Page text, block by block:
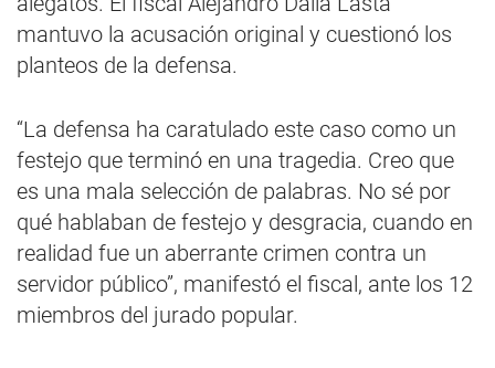
mantuvo la acusación original y cuestionó los
planteos de la defensa.
“La defensa ha caratulado este caso como un
festejo que terminó en una tragedia. Creo que
es una mala selección de palabras. No sé por
qué hablaban de festejo y desgracia, cuando en
realidad fue un aberrante crimen contra un
servidor público”, manifestó el fiscal, ante los 12
miembros del jurado popular.